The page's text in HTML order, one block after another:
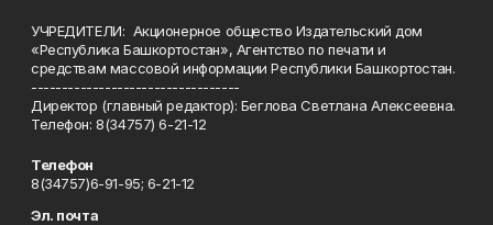
УЧРЕДИТЕЛИ: Акционерное общество Издательский дом
«Республика Башкортостан», Агентство по печати и
средствам массовой информации Республики Башкортостан.
----------------------------------
Директор (главный редактор): Беглова Светлана Алексеевна.
Телефон: 8(34757) 6-21-12
Телефон
8(34757)6-91-95; 6-21-12
Эл. почта